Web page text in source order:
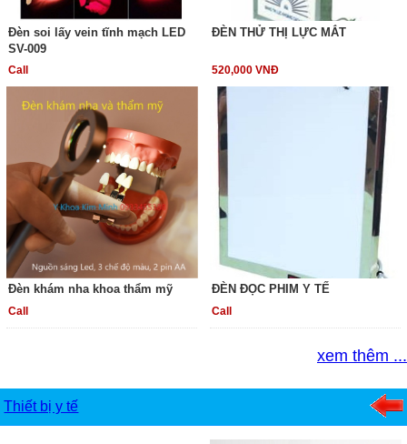
Đèn soi lấy vein tĩnh mạch LED
SV-009
Call
ĐÈN THỬ THỊ LỰC MẮT
520,000 VNĐ
Đèn khám nha khoa thẩm mỹ
Call
ĐÈN ĐỌC PHIM Y TẾ
Call
xem thêm ...
Thiết bị y tế